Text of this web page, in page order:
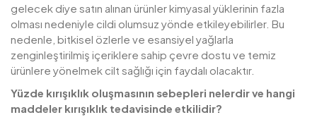
gelecek diye satın alınan ürünler kimyasal yüklerinin fazla
olması nedeniyle cildi olumsuz yönde etkileyebilirler. Bu
nedenle, bitkisel özlerle ve esansiyel yağlarla
zenginleştirilmiş içeriklere sahip çevre dostu ve temiz
ürünlere yönelmek cilt sağlığı için faydalı olacaktır.
Yüzde kırışıklık oluşmasının sebepleri nelerdir ve hangi
maddeler kırışıklık tedavisinde etkilidir?